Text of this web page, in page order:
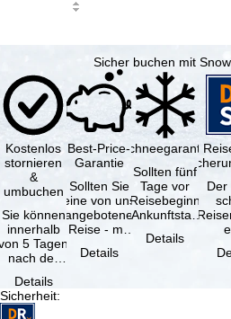
Sicher buchen mit
Kostenlos
stornieren
&
umbuchen
Sie können
innerhalb
5 Tagen
nach der
kostenfrei
…
Details
Best-Price-
Garantie
Sollten Sie
eine von uns
angebotene
Reise - mit
Verfügbarkeit
Details
Schneegarantie
Sollten fünf
Tage vor
Reisebeginn
(Ankunftstag)
Schneemangel
Details
Der
Sicherheit: